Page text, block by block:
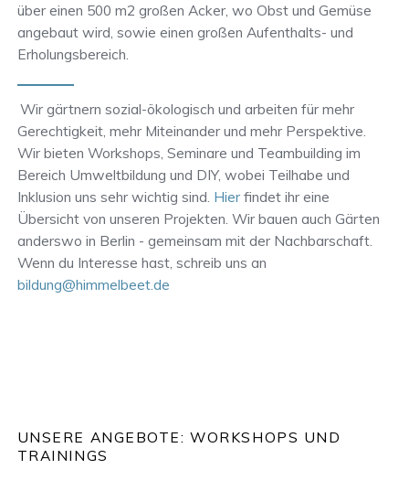
über einen 500 m2 großen Acker, wo Obst und Gemüse
angebaut wird, sowie einen großen Aufenthalts- und
Erholungsbereich.
Wir gärtnern sozial-ökologisch und arbeiten für mehr
Gerechtigkeit, mehr Miteinander und mehr Perspektive.
Wir bieten Workshops, Seminare und Teambuilding im
Bereich Umweltbildung und DIY, wobei Teilhabe und
Inklusion uns sehr wichtig sind. Hierfindet ihr eine
Übersicht von unseren Projekten. Wir bauen auch Gärten
anderswo in Berlin - gemeinsam mit der Nachbarschaft.
Wenn du Interesse hast, schreib uns an
bildung@himmelbeet.de
UNSERE ANGEBOTE: WORKSHOPS UND
TRAININGS